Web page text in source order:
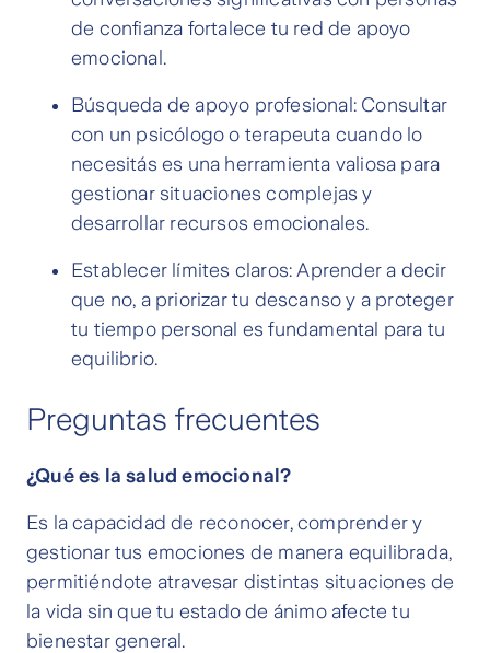
de confianza fortalece tu red de apoyo
emocional.
Búsqueda de apoyo profesional: Consultar
con un psicólogo o terapeuta cuando lo
necesitás es una herramienta valiosa para
gestionar situaciones complejas y
desarrollar recursos emocionales.
Establecer límites claros: Aprender a decir
que no, a priorizar tu descanso y a proteger
tu tiempo personal es fundamental para tu
equilibrio.
Preguntas frecuentes
¿Qué es la salud emocional?
Es la capacidad de reconocer, comprender y
gestionar tus emociones de manera equilibrada,
permitiéndote atravesar distintas situaciones de
la vida sin que tu estado de ánimo afecte tu
bienestar general.